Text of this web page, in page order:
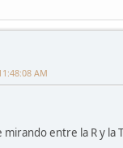
AM
entre la R y la